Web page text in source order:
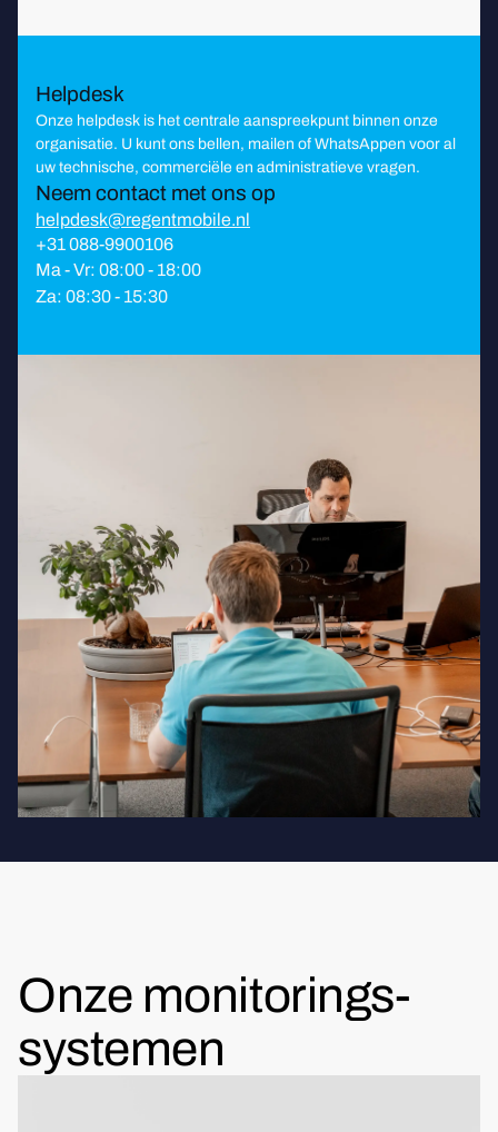
Helpdesk
Onze helpdesk is het centrale aanspreekpunt binnen onze
organisatie. U kunt ons bellen, mailen of WhatsAppen voor al
uw technische, commerciële en administratieve vragen.
Neem contact met ons op
helpdesk@regentmobile.nl
+31 088-9900106
Ma - Vr: 08:00 - 18:00
Za: 08:30 - 15:30
Onze monitorings-
systemen